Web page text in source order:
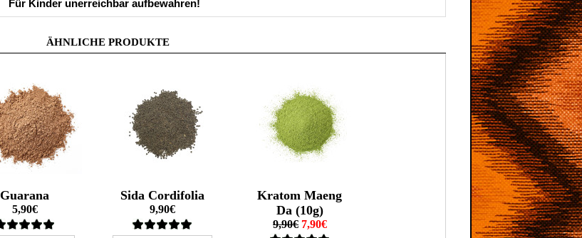
Für Kinder unerreichbar aufbewahren!
ÄHNLICHE PRODUKTE
Guarana
5,90€
Sida Cordifolia
9,90€
Kratom Maeng
Da (10g)
9,90€ 7,90€